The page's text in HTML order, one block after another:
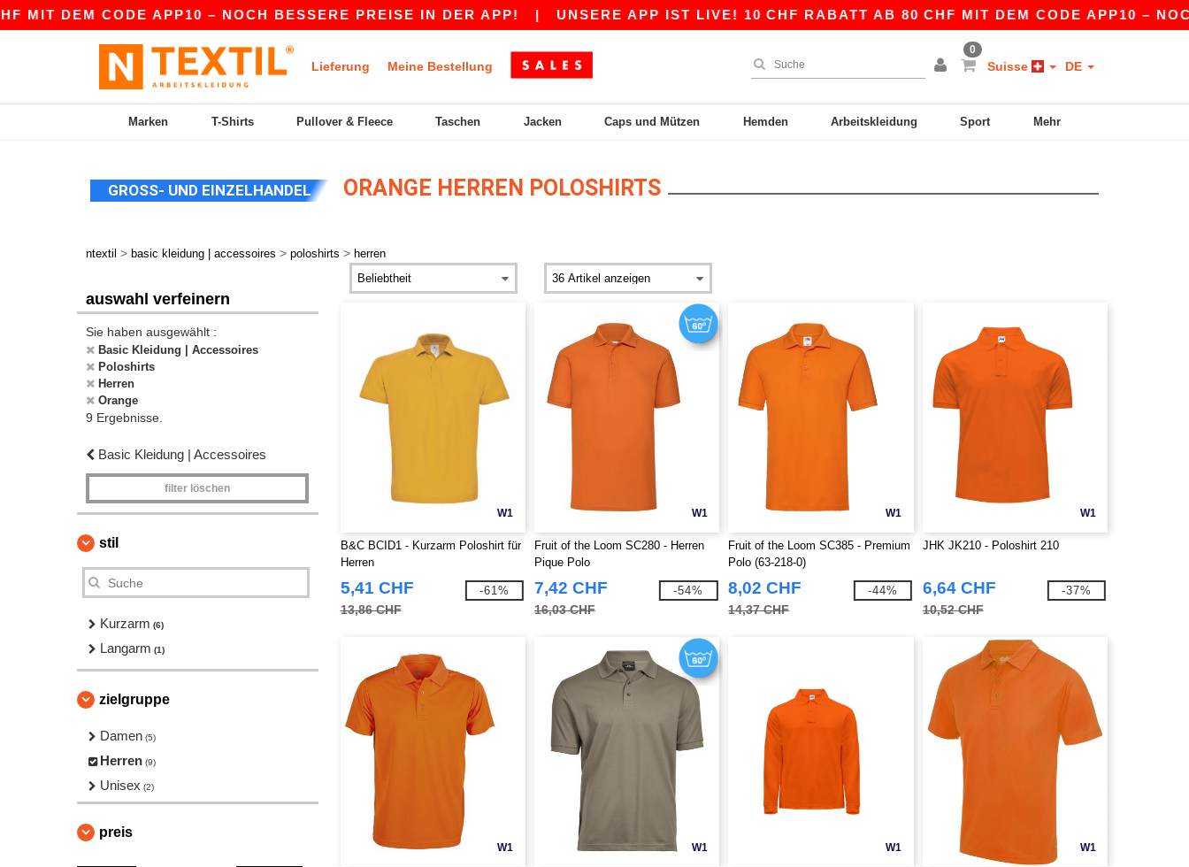
DEM CODE APP10 – NOCH BESSERE PREISE IN DER APP!| UNSERE APP IST LIVE! 10 CHF RABATT AB 80 CHF MIT DEM CODE APP10 – NOCH
Lieferung Meine Bestellung
0
Suisse DE
Marken T-Shirts Pullover & Fleece Taschen Jacken Caps und Mützen Hemden Arbeitskleidung Sport Mehr
GROSS- UND EINZELHANDEL ORANGE HERREN POLOSHIRTS
ntextil > basic kleidung | accessoires > poloshirts > herren
auswahl verfeinern
Sie haben ausgewählt :
Basic Kleidung | Accessoires
Poloshirts
Herren
Orange
9 Ergebnisse.
Basic Kleidung | Accessoires
filter löschen
stil
Kurzarm (6)
Langarm (1)
zielgruppe
Damen (5)
Herren (9)
Unisex (2)
preis
W1
B&C BCID1 - Kurzarm Poloshirt für
Herren
5,41 CHF
13,86 CHF
-61%
W1
Fruit of the Loom SC280 - Herren
Pique Polo
7,42 CHF
16,03 CHF
-54%
W1
Fruit of the Loom SC385 - Premium
Polo (63-218-0)
8,02 CHF
14,37 CHF
-44%
W1
JHK JK210 - Poloshirt 210
6,64 CHF
10,52 CHF
-37%
W1 W1 W1 W1